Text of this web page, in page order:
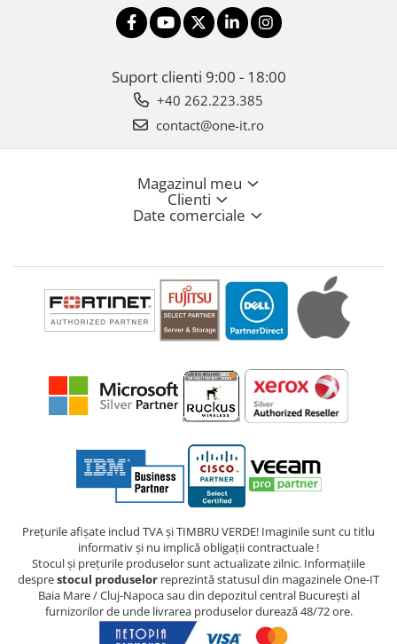
Suport clienti 9:00 - 18:00
+40 262.223.385
contact@one-it.ro
Magazinul meu
Clienti
Date comerciale
Prețurile afișate includ TVA și TIMBRU VERDE! Imaginile sunt cu titlu
informativ și nu implică obligații contractuale !
Stocul și prețurile produselor sunt actualizate zilnic. Informațiile
desprestocul produselor reprezintă statusul din magazinele One-IT
Baia Mare / Cluj-Napoca sau din depozitul central București al
furnizorilor de unde livrarea produselor durează 48/72 ore.